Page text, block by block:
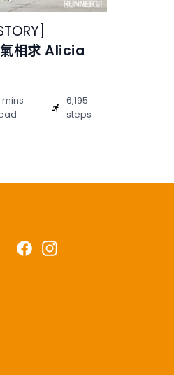
]
相求 Alicia
mins
6,195
steps
FacebookInstagram